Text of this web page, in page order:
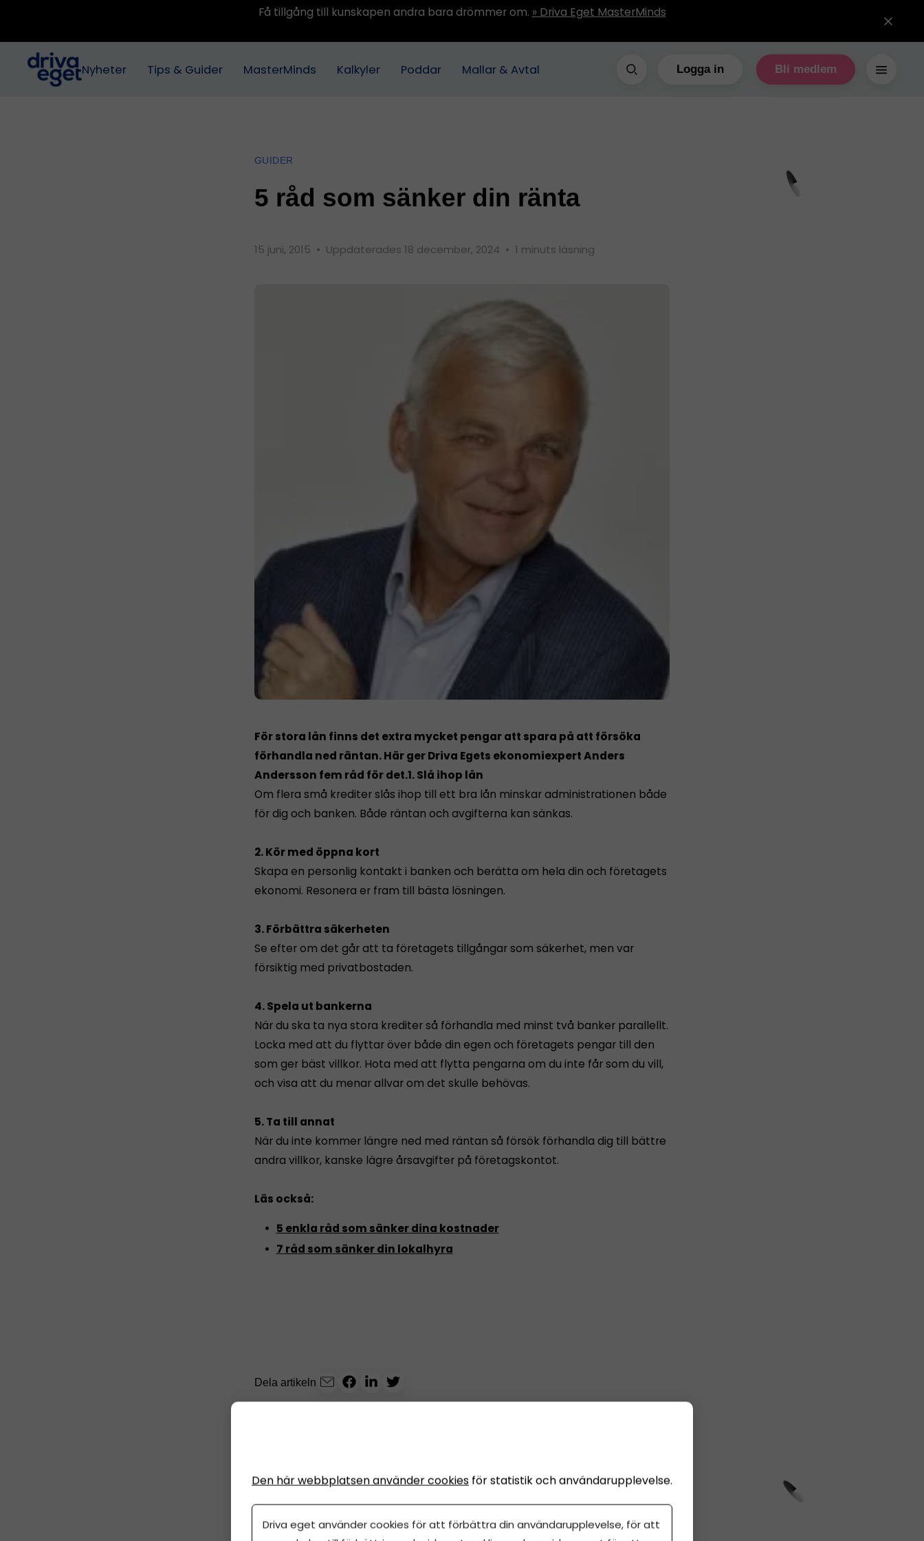
Få tillgång till kunskapen andra bara drömmer om. » Driva Eget MasterMinds
Nyheter Tips & Guider MasterMinds Kalkyler Poddar Mallar & Avtal Logga in Bli medlem
GUIDER
5 råd som sänker din ränta
15 juni, 2015 • Uppdaterades 18 december, 2024 • 1 minuts läsning
För stora lån finns det extra mycket pengar att spara på att försöka
förhandla ned räntan. Här ger Driva Egets ekonomiexpert Anders
Andersson fem råd för det.1. Slå ihop lån
Om flera små krediter slås ihop till ett bra lån minskar administrationen både
för dig och banken. Både räntan och avgifterna kan sänkas.
2. Kör med öppna kort
Skapa en personlig kontakt i banken och berätta om hela din och företagets
ekonomi. Resonera er fram till bästa lösningen.
3. Förbättra säkerheten
Se efter om det går att ta företagets tillgångar som säkerhet, men var
försiktig med privatbostaden.
4. Spela ut bankerna
När du ska ta nya stora krediter så förhandla med minst två banker parallellt.
Locka med att du flyttar över både din egen och företagets pengar till den
som ger bäst villkor. Hota med att flytta pengarna om du inte får som du vill,
och visa att du menar allvar om det skulle behövas.
5. Ta till annat
När du inte kommer längre ned med räntan så försök förhandla dig till bättre
andra villkor, kanske lägre årsavgifter på företagskontot.
Läs också:
5 enkla råd som sänker dina kostnader
7 råd som sänker din lokalhyra
Dela artikeln
PARTNER
Den här webbplatsen använder cookies för statistik och användarupplevelse.
Driva eget använder cookies för att förbättra din användarupplevelse, för att